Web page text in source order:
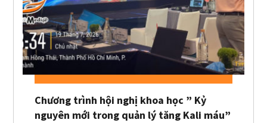
Chương trình hội nghị khoa học ” Kỷ
nguyên mới trong quản lý tăng Kali máu”